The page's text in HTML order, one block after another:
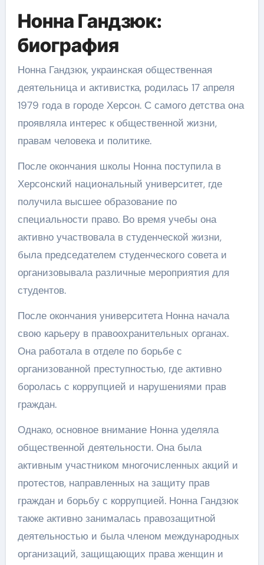
Нонна Гандзюк:
биография
Нонна Гандзюк, украинская общественная
деятельница и активистка, родилась 17 апреля
1979 года в городе Херсон. С самого детства она
проявляла интерес к общественной жизни,
правам человека и политике.
После окончания школы Нонна поступила в
Херсонский национальный университет, где
получила высшее образование по
специальности право. Во время учебы она
активно участвовала в студенческой жизни,
была председателем студенческого совета и
организовывала различные мероприятия для
студентов.
После окончания университета Нонна начала
свою карьеру в правоохранительных органах.
Она работала в отделе по борьбе с
организованной преступностью, где активно
боролась с коррупцией и нарушениями прав
граждан.
Однако, основное внимание Нонна уделяла
общественной деятельности. Она была
активным участником многочисленных акций и
протестов, направленных на защиту прав
граждан и борьбу с коррупцией. Нонна Гандзюк
также активно занималась правозащитной
деятельностью и была членом международных
организаций, защищающих права женщин и